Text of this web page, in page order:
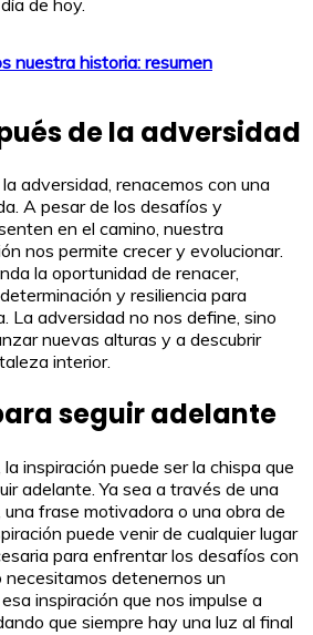
nuestra historia: resumen
de la adversidad
adversidad, renacemos con una
A pesar de los desafíos y
en el camino, nuestra
nos permite crecer y evolucionar.
la oportunidad de renacer,
y resiliencia para
La adversidad no nos define, sino
nuevas alturas y a descubrir
interior.
seguir adelante
inspiración puede ser la chispa que
adelante. Ya sea a través de una
frase motivadora o una obra de
puede venir de cualquier lugar
para enfrentar los desafíos con
detenernos un
inspiración que nos impulse a
que siempre hay una luz al final